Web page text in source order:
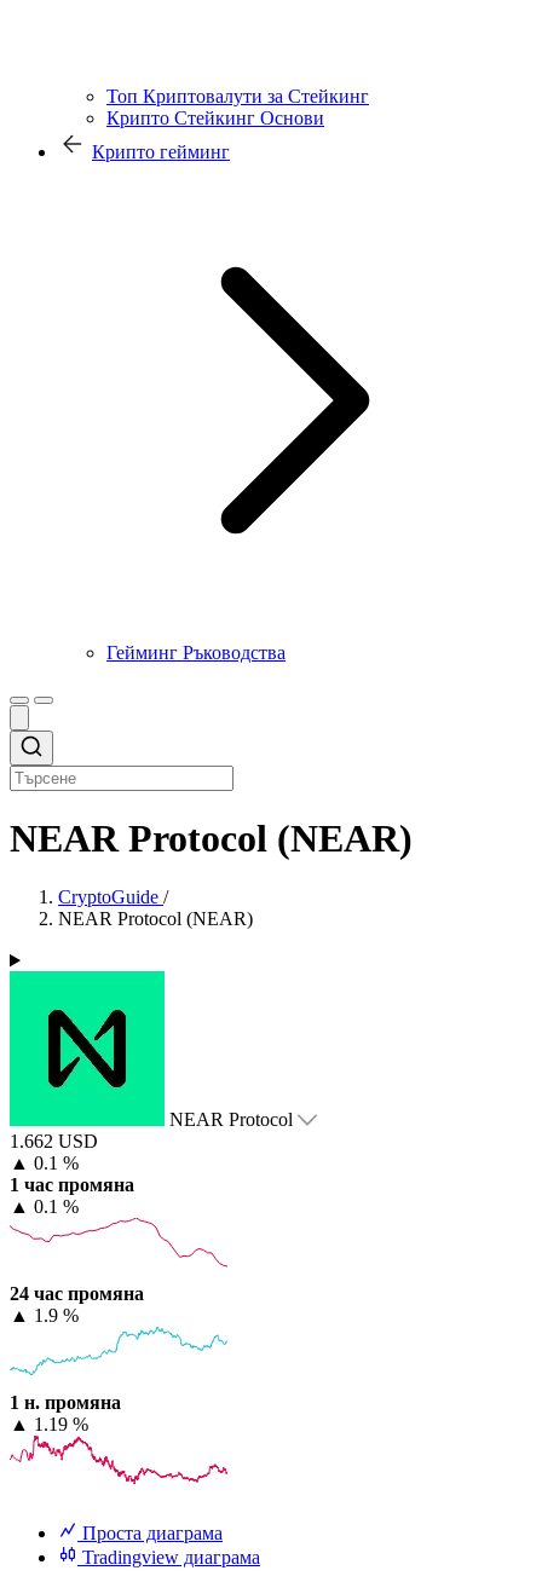
Топ Криптовалути за Стейкинг
Крипто Стейкинг Основи
Крипто гейминг
Гейминг Ръководства
NEAR Protocol (NEAR)
CryptoGuide /
NEAR Protocol (NEAR)
NEAR Protocol
1.662 USD
▲ 0.1 %
1 час промяна
▲ 0.1 %
24 час промяна
▲ 1.9 %
1 н. промяна
▲ 1.19 %
Проста диаграма
Tradingview диаграма